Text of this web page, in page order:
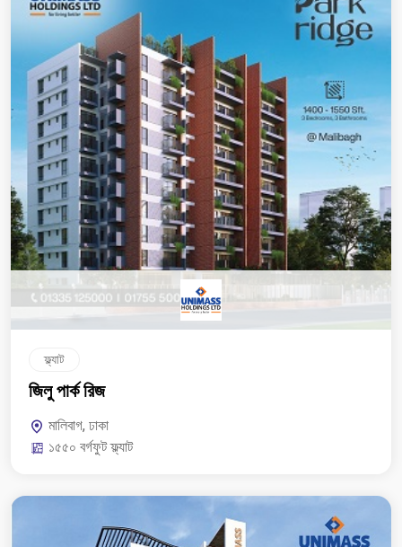
ফ্ল্যাট
জিলু পার্ক রিজ
মালিবাগ, ঢাকা
১৫৫০ বর্গফুট ফ্ল্যাট